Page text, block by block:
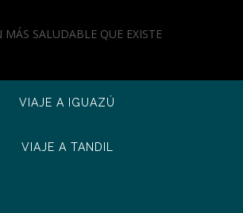
MÁS SALUDABLE QUE EXISTE
VIAJE A IGUAZÚ
VIAJE A TANDIL